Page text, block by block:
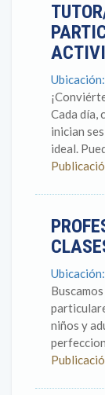
Cada día,
inician
ideal.
niños y